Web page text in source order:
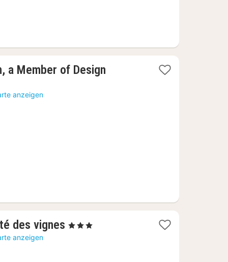
a Member of Design
anzeigen
des vignes 1
, 3 Sterne
anzeigen